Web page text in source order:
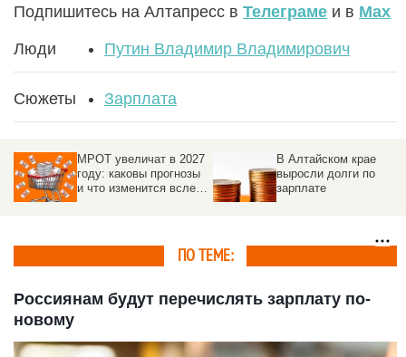
Подпишитесь на Алтапресс в Телеграме и в Max
Люди Путин Владимир Владимирович
Сюжеты Зарплата
МРОТ увеличат в 2027
году: каковы прогнозы
и что изменится вслед
В Алтайском крае
выросли долги по
зарплате
ПО ТЕМЕ:
Россиянам будут перечислять зарплату по-
новому